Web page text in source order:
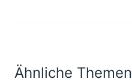
Ähnliche Themen